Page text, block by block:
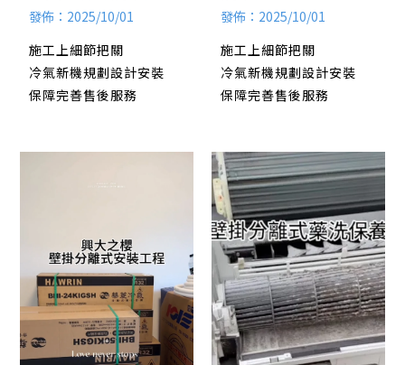
發佈：2025/10/01
施工上細節把關
冷氣新機規劃設計安裝
保障完善售後服務
發佈：2025/10/01
施工上細節把關
冷氣新機規劃設計安裝
保障完善售後服務